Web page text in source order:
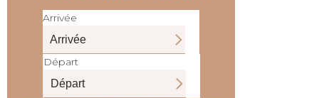
Arrivée
Départ